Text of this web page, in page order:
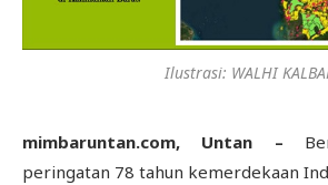
Ilustrasi: WALHI
mimbaruntan.com, Untan –
peringatan 78 tahun kemerdekaan